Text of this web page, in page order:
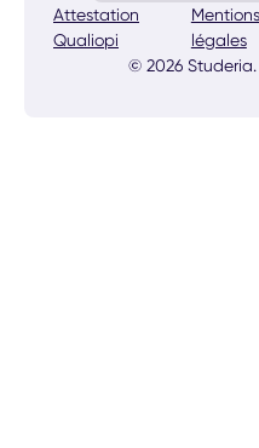
© 2026 Studeria.
Attestation
Qualiopi
Mentions
légales